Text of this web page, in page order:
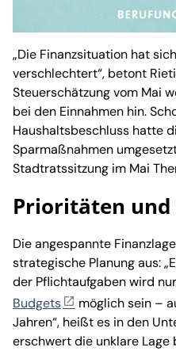
„Die Finanzsituation hat
verschlechtert“, betont
Steuerschätzung vom Mai
bei den Einnahmen hin.
Haushaltsbeschluss hatte
Sparmaßnahmen
Stadtratssitzung im Mai
Prioritäten
Die angespannte
strategische Planung aus:
der Pflichtaufgaben wird
Budgets
möglich sein –
Jahren“, heißt es in den
erschwert die unklare Lage